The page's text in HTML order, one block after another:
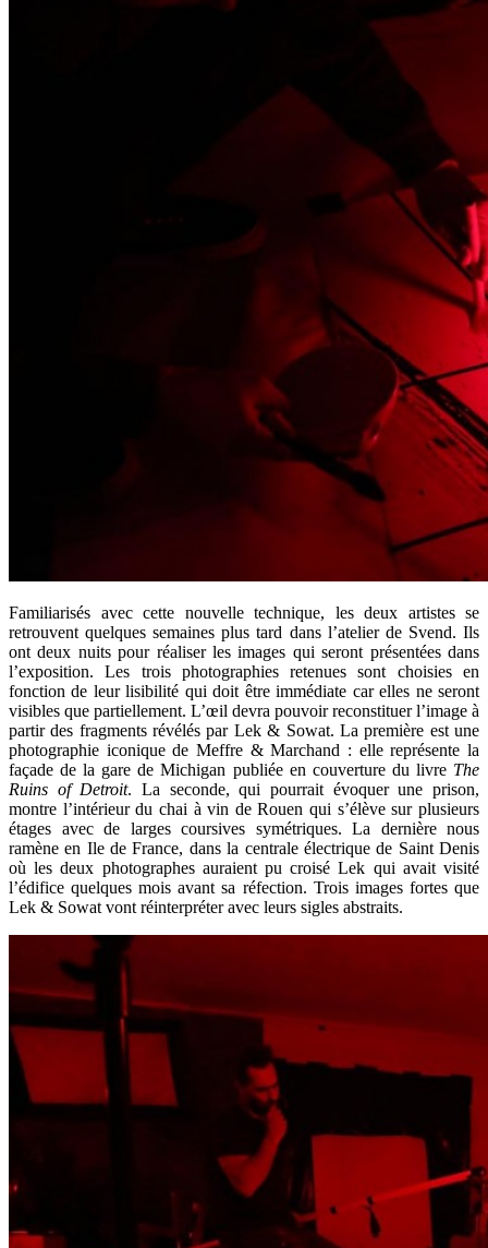
Familiarisés avec cette nouvelle technique, les deux artistes se
retrouvent quelques semaines plus tard dans l’atelier de Svend. Ils
ont deux nuits pour réaliser les images qui seront présentées dans
l’exposition. Les trois photographies retenues sont choisies en
fonction de leur lisibilité qui doit être immédiate car elles ne seront
visibles que partiellement. L’œil devra pouvoir reconstituer l’image à
partir des fragments révélés par Lek & Sowat. La première est une
photographie iconique de Meffre & Marchand : elle représente la
façade de la gare de Michigan publiée en couverture du livre The
Ruins of Detroit. La seconde, qui pourrait évoquer une prison,
montre l’intérieur du chai à vin de Rouen qui s’élève sur plusieurs
étages avec de larges coursives symétriques. La dernière nous
ramène en Ile de France, dans la centrale électrique de Saint Denis
où les deux photographes auraient pu croisé Lek qui avait visité
l’édifice quelques mois avant sa réfection. Trois images fortes que
Lek & Sowat vont réinterpréter avec leurs sigles abstraits.